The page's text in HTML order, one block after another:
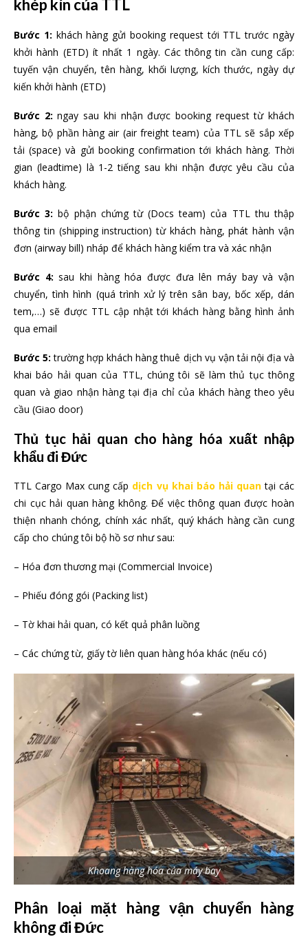
khép kín của TTL
Bước 1: khách hàng gửi booking request tới TTL trước ngày
khởi hành (ETD) ít nhất 1 ngày. Các thông tin cần cung cấp:
tuyến vận chuyển, tên hàng, khối lượng, kích thước, ngày dự
kiến khởi hành (ETD)
Bước 2: ngay sau khi nhận được booking request từ khách
hàng, bộ phần hàng air (air freight team) của TTL sẽ sắp xếp
tải (space) và gửi booking confirmation tới khách hàng. Thời
gian (leadtime) là 1-2 tiếng sau khi nhận được yêu cầu của
khách hàng.
Bước 3: bộ phận chứng từ (Docs team) của TTL thu thập
thông tin (shipping instruction) từ khách hàng, phát hành vận
đơn (airway bill) nháp để khách hàng kiểm tra và xác nhận
Bước 4:sau khi hàng hóa được đưa lên máy bay và vận
chuyển, tình hình (quá trình xử lý trên sân bay, bốc xếp, dán
tem,…) sẽ được TTL cập nhật tới khách hàng bằng hình ảnh
qua email
Bước 5:trường hợp khách hàng thuê dịch vụ vận tải nội địa và
khai báo hải quan của TTL, chúng tôi sẽ làm thủ tục thông
quan và giao nhận hàng tại địa chỉ của khách hàng theo yêu
cầu (Giao door)
Thủ tục hải quan cho hàng hóa xuất nhập
khẩu đi Đức
TTL Cargo Max cung cấp dịch vụ khai báo hải quantại các
chi cục hải quan hàng không. Để việc thông quan được hoàn
thiện nhanh chóng, chính xác nhất, quý khách hàng cần cung
cấp cho chúng tôi bộ hồ sơ như sau:
– Hóa đơn thương mại (Commercial Invoice)
– Phiếu đóng gói (Packing list)
– Tờ khai hải quan, có kết quả phân luồng
– Các chứng từ, giấy tờ liên quan hàng hóa khác (nếu có)
Khoang hàng hóa của máy bay
Phân loại mặt hàng vận chuyển hàng
không đi Đức